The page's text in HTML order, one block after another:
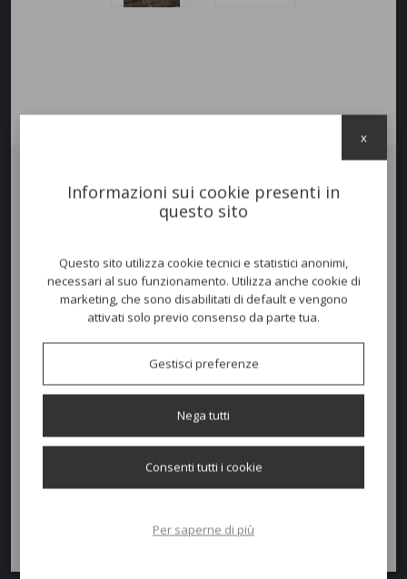
VERDEA ROPE, in alluminio e corda, con braccioli in legno di
COMPOSTO DA:
- 01 Divano 02 posti 148x70 h. 40/74 cm.
- 02 Poltrone Lounge 74x70 h. 40/74 cm.
Richiedi un preventivo
Informazioni sui cookie presenti in
questo sito
Questo sito utilizza cookie tecnici e statistici anonimi,
necessari al suo funzionamento. Utilizza anche cookie di
marketing, che sono disabilitati di default e vengono
attivati solo previo consenso da parte tua.
Gestisci preferenze
Nega tutti
Consenti tutti i cookie
Per saperne di più
x